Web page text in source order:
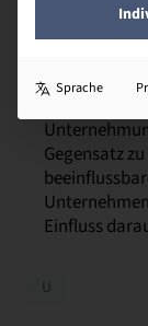
Gegensatz
Einfluss
U
Sprache